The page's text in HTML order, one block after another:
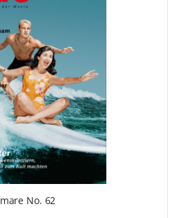
mare No. 62